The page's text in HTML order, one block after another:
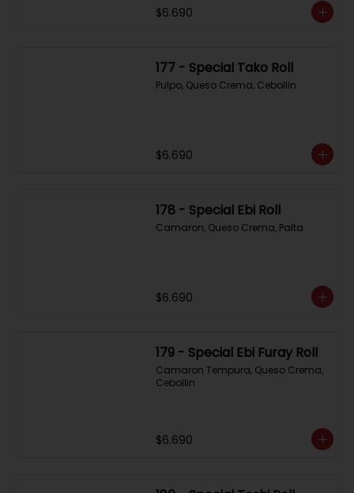
$6.690
177 - Special Tako Roll
Pulpo, Queso Crema, Cebollin
$6.690
178 - Special Ebi Roll
Camaron, Queso Crema, Palta
$6.690
179 - Special Ebi Furay Roll
Camaron Tempura, Queso Crema,
Cebollin
$6.690